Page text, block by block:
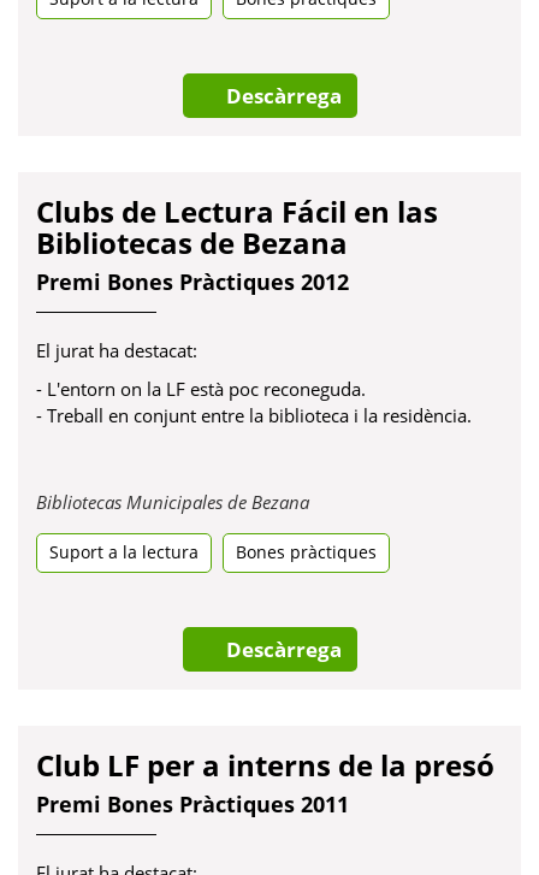
pestanya
Descàrrega
Clubs de Lectura Fácil en las
Bibliotecas de Bezana
Premi Bones Pràctiques 2012
El jurat ha destacat:
- L'entorn on la LF està poc reconeguda.
- Treball en conjunt entre la biblioteca i la residència.
Bibliotecas Municipales de BezanaObre
una
pestanya
Suport a la lectura Bones pràctiques
Descàrrega
Club LF per a interns de la presó
Premi Bones Pràctiques 2011